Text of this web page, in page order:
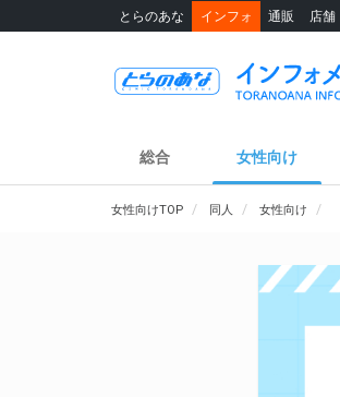
とらのあな インフォ 通販 店舗
総合 女性向け
女性向けTOP 同人 女性向け